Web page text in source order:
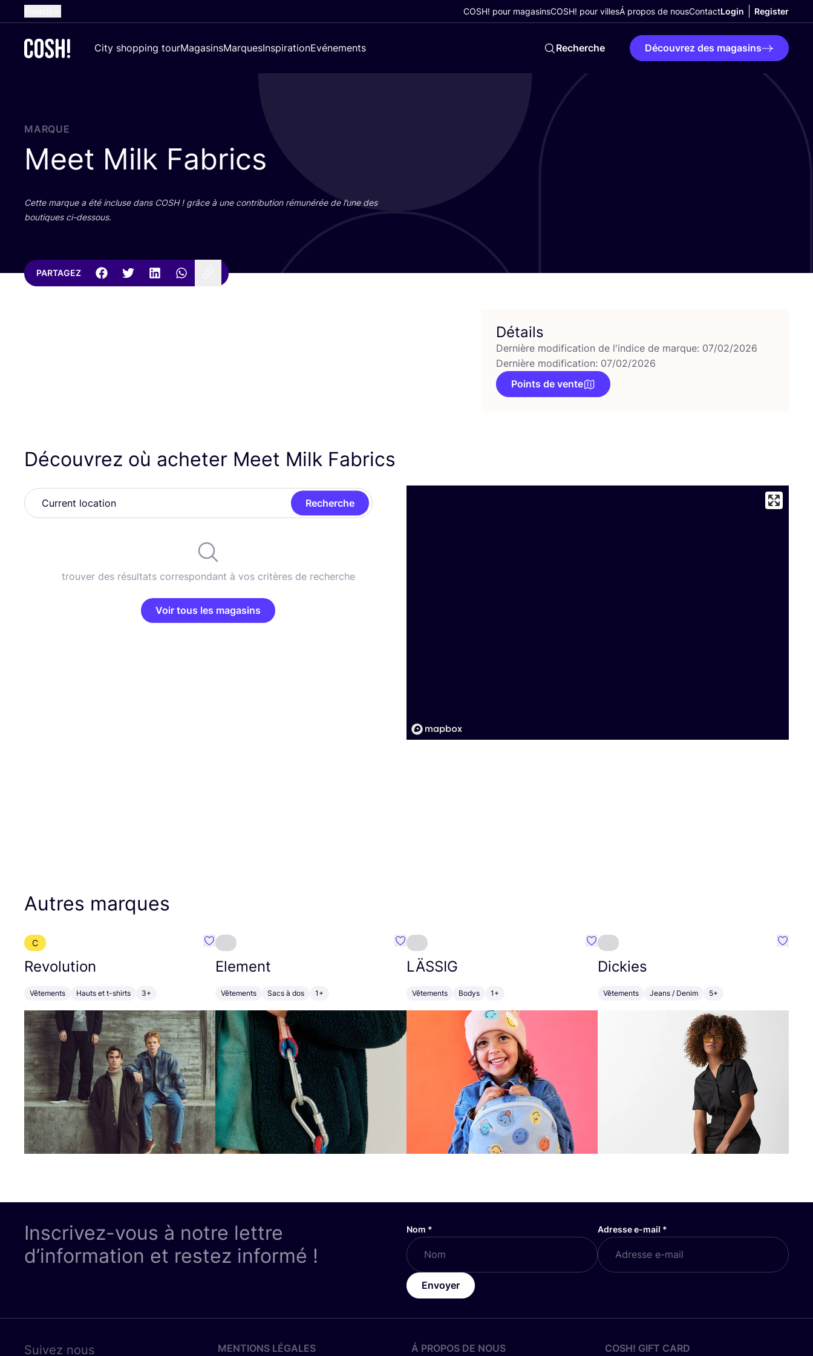
Dutch
Croatian
COSH! pour magasinsCOSH! pour villesÁ propos de nousContactLogin Register
City shopping tourMagasinsMarquesInspirationEvénements Recherche Découvrez des magasins
MARQUE
Meet Milk Fabrics
Cette marque a été incluse dans COSH! grâce à une contri­bu­tion rému­né­rée de l’une des
bou­tiques ci-dessous.
PARTAGEZ
Détails
Dernière modification de l'indice de marque: 07/02/2026
Dernière modification: 07/02/2026
Points de vente
Découvrez où acheter Meet Milk Fabrics
Recherche
trouver des résultats correspondant à vos critères de recherche
Voir tous les magasins
Autres marques
C
Revolution
Vêtements Hauts et t-shirts 3+
Préféré {nom}
Element
Vêtements Sacs à dos 1+
Préféré {nom}
LÄSSIG
Vêtements Bodys 1+
Préféré {nom}
Dickies
Vêtements Jeans / Denim 5+
Inscrivez-vous à notre lettre
d’information et restez informé !
Nom * Adresse e-mail *
Envoyer
Suivez nous MENTIONS LÉGALES Á PROPOS DE NOUS COSH! GIFT CARD